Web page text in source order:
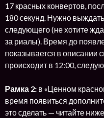
17 красных конвертов,
180 секунд. Нужно
следующего (не хотите
за риалы). Время до
показывается в описании
происходит в 12:00,
Рамка 2: в «Ценном
время появиться
это сделать — читайте